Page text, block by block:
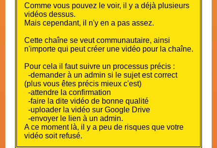
Comme vous pouvez le voir, il y a déjà plusieurs
vidéos dessus.
Mais cependant, il n'y en a pas assez.
Cette chaîne se veut communautaire, ainsi
n'importe qui peut créer une vidéo pour la chaîne.
Pour cela il faut suivre un processus précis :
-demander à un admin si le sujet est correct
(plus vous êtes précis mieux c'est)
-attendre la confirmation
-faire la dite vidéo de bonne qualité
-uploader la vidéo sur Google Drive
-envoyer le lien à un admin.
A ce moment là, il y a peu de risques que votre
vidéo soit refusé.